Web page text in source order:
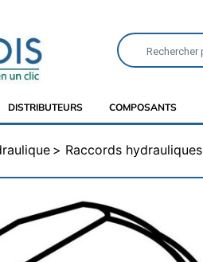
DISTRIBUTEURS COMPOSANTS
Raccords hydrauliques